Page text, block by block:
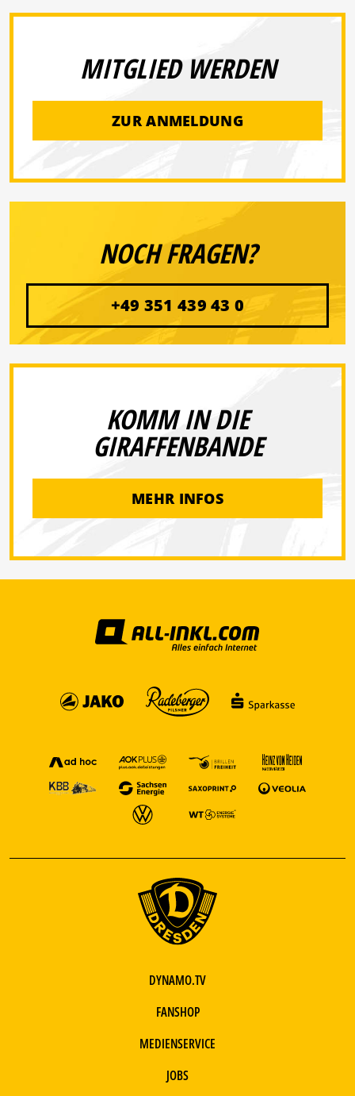
MITGLIED WERDEN
ZUR ANMELDUNG
NOCH FRAGEN?
+49 351 439 43 0
KOMM IN DIE
GIRAFFENBANDE
MEHR INFOS
DYNAMO.TV
FANSHOP
MEDIENSERVICE
JOBS